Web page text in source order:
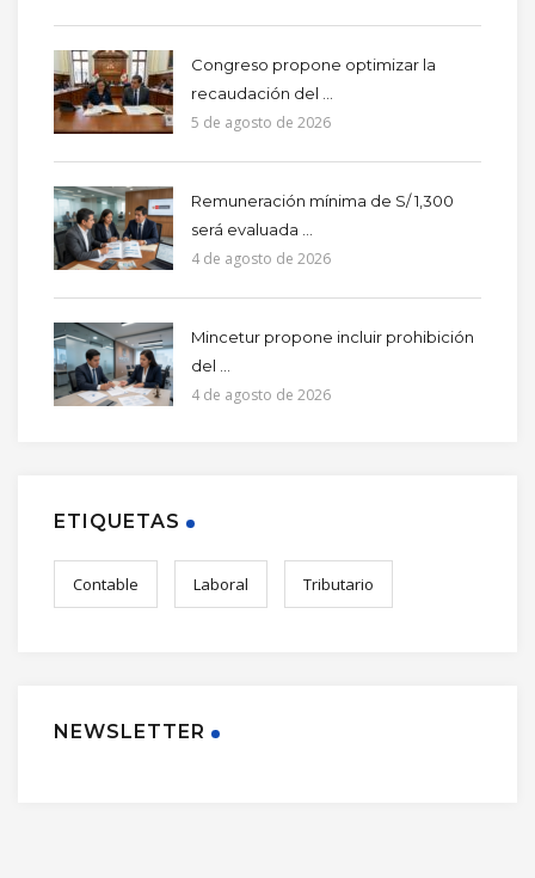
Congreso propone optimizar la
recaudación del ...
5 de agosto de 2026
Remuneración mínima de S/ 1,300
será evaluada ...
4 de agosto de 2026
Mincetur propone incluir prohibición
del ...
4 de agosto de 2026
ETIQUETAS
Contable Laboral Tributario
NEWSLETTER